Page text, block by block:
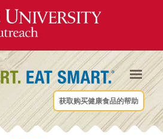
获取购买健康食品的帮助